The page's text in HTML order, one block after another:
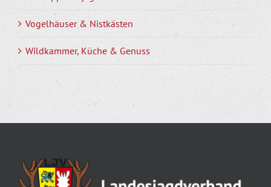
Vogelhäuser & Nistkästen
Wildkammer, Küche & Genuss